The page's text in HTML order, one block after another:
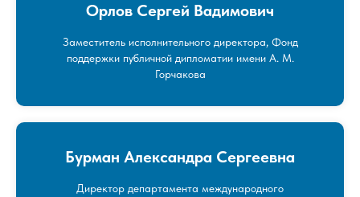
Орлов Сергей Вадимович
Заместитель исполнительного директора, Фонд
поддержки публичной дипломатии имени А. М.
Горчакова
Бурман Александра Сергеевна
Директор департамента международного